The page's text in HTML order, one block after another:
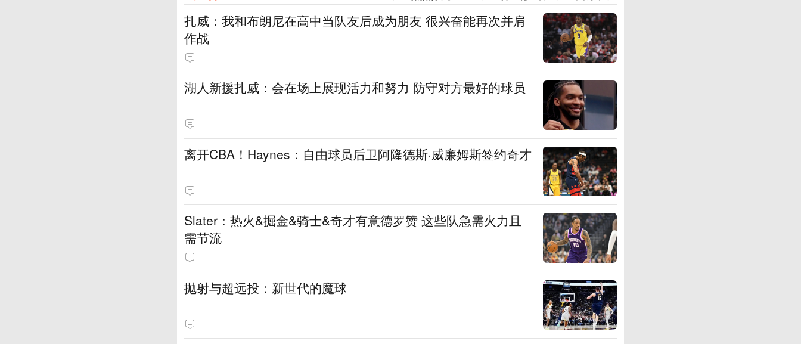
扎威：我和布朗尼在高中当队友后成为朋友 很兴奋能再次并肩
作战
湖人新援扎威：会在场上展现活力和努力 防守对方最好的球员
离开CBA！Haynes：自由球员后卫阿隆德斯·威廉姆斯签约奇才
Slater：热火&掘金&骑士&奇才有意德罗赞 这些队急需火力且
需节流
抛射与超远投：新世代的魔球